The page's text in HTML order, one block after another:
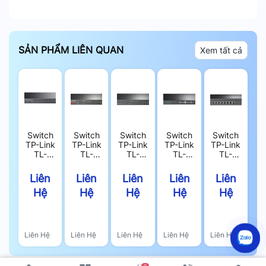
SẢN PHẨM LIÊN QUAN Xem tất cả
Switch
TP-Link
TL-
–
Switch
8 Cổng
PoE
Uplink
Gigabit,
Switch
Unmanaged
Liên
Hệ
Liên Hệ
Switch
TP-Link
TL-
– Bộ
Chia
Mạng 8
Cổng
Unmanaged
123W
Liên
Hệ
Liên Hệ
Switch
TP-Link
TL-
–
Switch
8 Cổng
PoE,
Easy
Smart
123W
Liên
Hệ
Liên Hệ
Switch
TP-Link
TL-
–
Switch
16
Cổng
Gigabit
Easy
Smart
250W
Liên
Hệ
Liên Hệ
Switch
TP-Link
TL-
– Bộ
Chia
Mạng 8
Cổng
Unmanaged
Liên
Hệ
Liên Hệ